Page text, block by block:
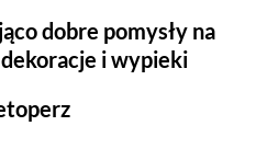
dobre pomysły na
i wypieki